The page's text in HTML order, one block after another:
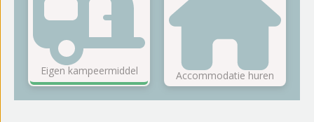
Eigen kampeermiddel Accommodatie huren